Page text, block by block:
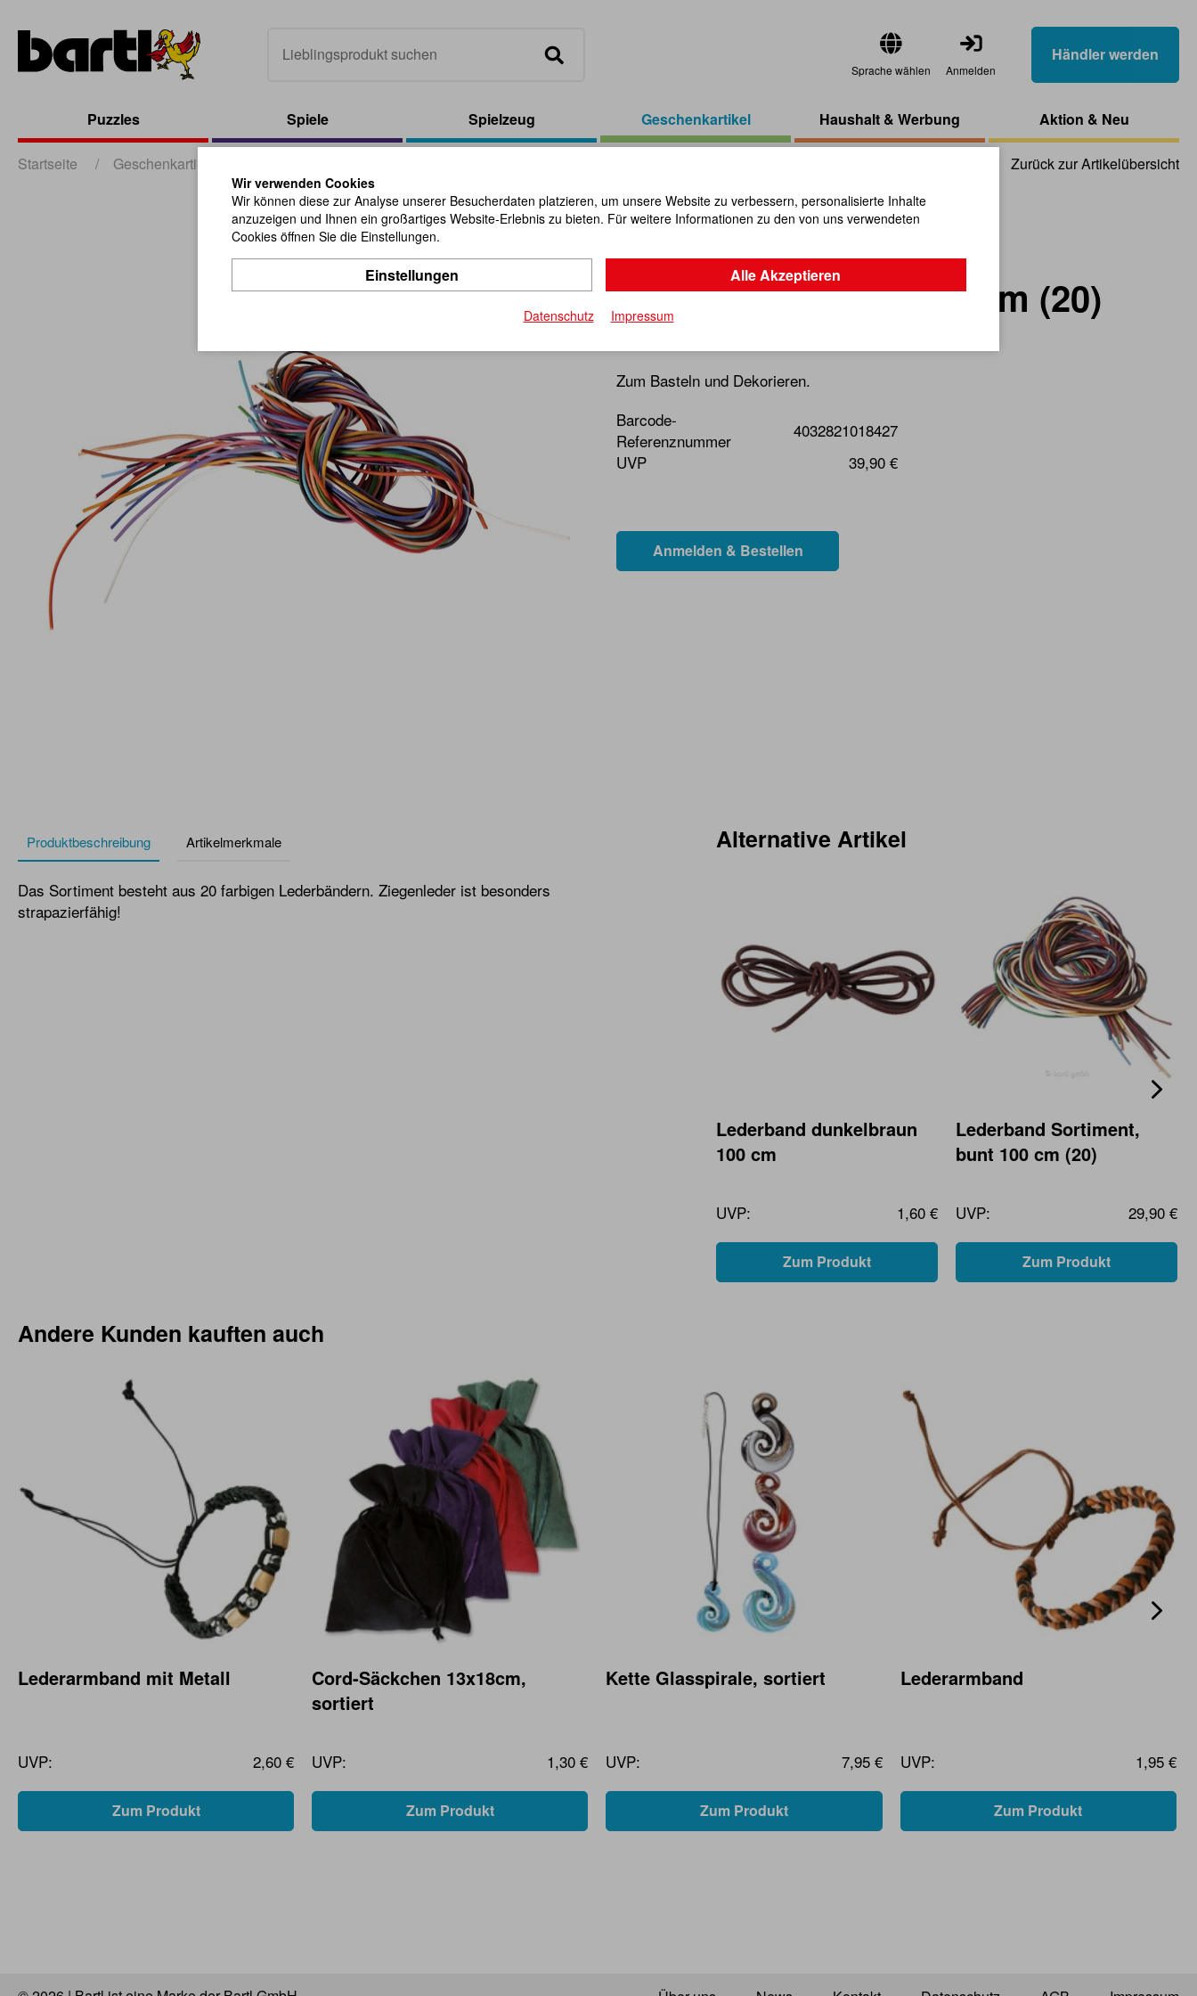
Sprache wählen Anmelden
Händler werden
Puzzles Spiele Spielzeug Geschenkartikel Haushalt & Werbung Aktion & Neu
Startseite / Geschenkartikel Zurück zur Artikelübersicht
Lederband Sortiment
Ziegenleder bunt 100 cm (20)
Zum Basteln und Dekorieren.
Barcode-
Referenznummer
4032821018427
UVP
39,90 €
Produktbeschreibung Artikelmerkmale
Das Sortiment besteht aus 20 farbigen Lederbändern. Ziegenleder ist besonders
strapazierfähig!
Alternative Artikel
Lederband dunkelbraun
100 cm
UVP: 1,60 €
Zum Produkt
Lederband Sortiment,
bunt 100 cm (20)
UVP: 29,90 €
Zum Produkt
Andere Kunden kauften auch
Lederarmband mit Metall
UVP: 2,60 €
Zum Produkt
Cord-Säckchen 13x18cm,
sortiert
UVP: 1,30 €
Zum Produkt
Kette Glasspirale, sortiert
UVP: 7,95 €
Zum Produkt
Lederarmband
UVP: 1,95 €
Zum Produkt
Wir verwenden Cookies
Wir können diese zur Analyse unserer Besucherdaten platzieren, um unsere Website zu verbessern, personalisierte Inhalte
anzuzeigen und Ihnen ein großartiges Website-Erlebnis zu bieten. Für weitere Informationen zu den von uns verwendeten
Cookies öffnen Sie die Einstellungen.
Einstellungen Alle Akzeptieren
Datenschutz Impressum